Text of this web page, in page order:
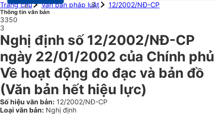
Trang chủ
Văn bản pháp luật 12/2002/NĐ-CP
Thông tin văn bản
3350
3
Nghị định số 12/2002/NĐ-CP
ngày 22/01/2002 của Chính phủ
Về hoạt động đo đạc và bản đồ
(Văn bản hết hiệu lực)
Số hiệu văn bản: 12/2002/NĐ-CP
Loại văn bản: Nghị định